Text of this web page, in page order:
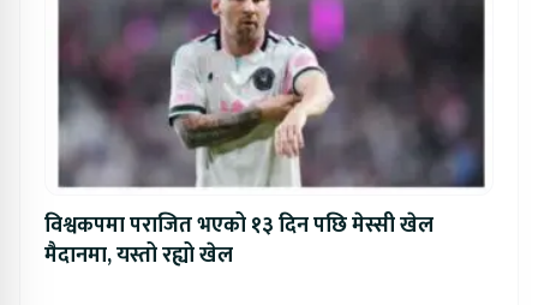
विश्वकपमा पराजित भएको १३ दिन पछि मेस्सी खेल
मैदानमा, यस्तो रह्यो खेल